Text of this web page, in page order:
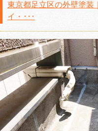
東京都足立区の外壁塗装
イ・･･･